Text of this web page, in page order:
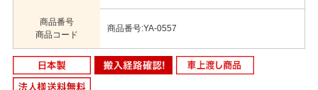
商品番号
商品コード
商品番号:YA-0557